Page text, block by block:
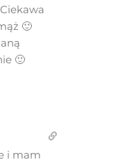
🙂
🙂
i mam